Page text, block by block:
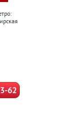
62